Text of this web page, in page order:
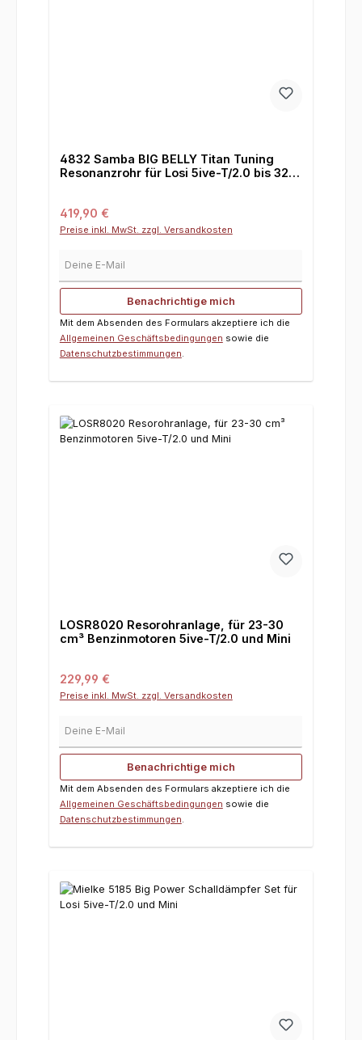
4832 Samba BIG BELLY Titan Tuning
Resonanzrohr für Losi 5ive-T/2.0 bis 32
Regulärer Preis:
419,90 €
Preise inkl. MwSt. zzgl. Versandkosten
Benachrichtige mich
Mit dem Absenden des Formulars akzeptiere ich die
Allgemeinen Geschäftsbedingungen sowie die
Datenschutzbestimmungen
LOSR8020 Resorohranlage, für 23-30
cm³ Benzinmotoren 5ive-T/2.0 und Mini
Regulärer Preis:
229,99 €
Preise inkl. MwSt. zzgl. Versandkosten
Benachrichtige mich
Mit dem Absenden des Formulars akzeptiere ich die
Allgemeinen Geschäftsbedingungen sowie die
Datenschutzbestimmungen